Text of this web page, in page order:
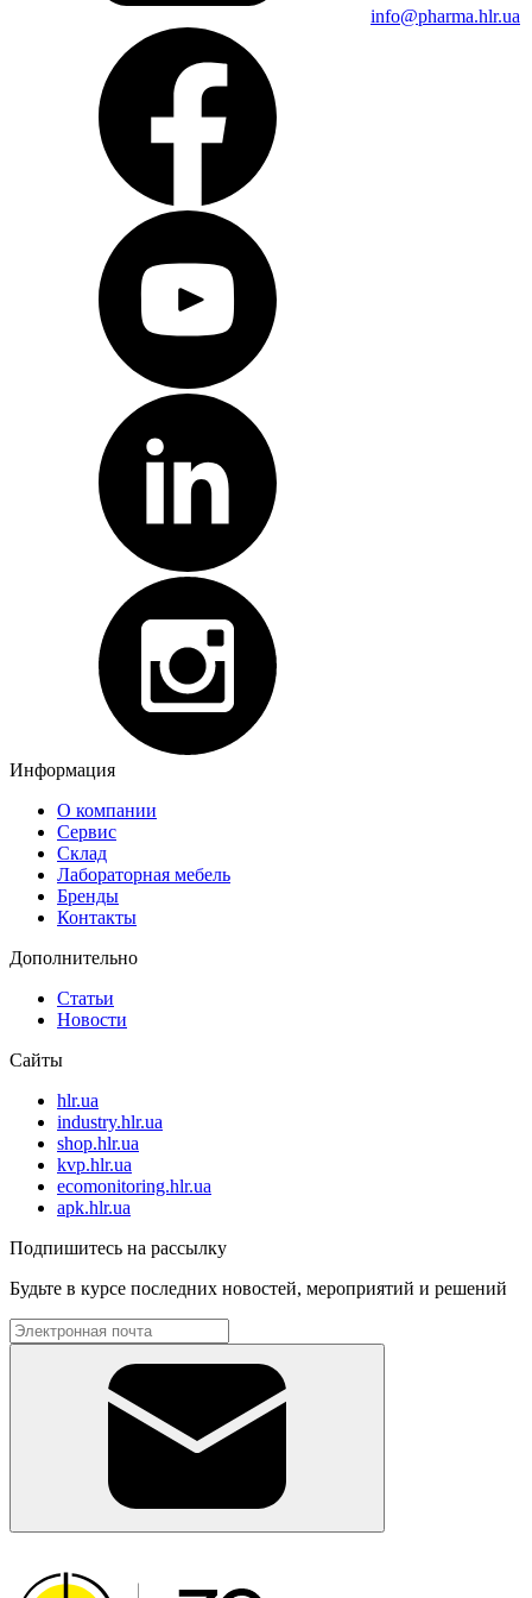
Хроматография
Расходные материалы для хроматографии
Тонкослойная хроматография
Жидкостная хроматография
Газовая хроматография
info@pharma.hlr.ua
Информация
О компании
Сервис
Склад
Лабораторная мебель
Бренды
Контакты
Дополнительно
Статьи
Новости
Сайты
hlr.ua
industry.hlr.ua
shop.hlr.ua
kvp.hlr.ua
ecomonitoring.hlr.ua
apk.hlr.ua
Подпишитесь на рассылку
Будьте в курсе последних новостей, мероприятий и решений